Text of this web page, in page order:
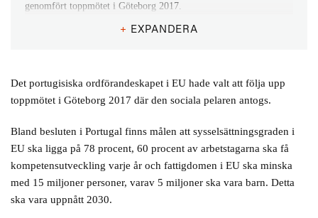
genomfört toppmötet i Göteborg 2017.
– Huvudbudskapet från Göteborg, men också Porto, är att den
Bakgrunden till Göteborg var den stor misstron mot EU och
– Folk ansåg att politik på nationell nivå eller EU-nivå inte kunde
Enligt Löfven var syfte med Göteborg att visa hur viktigt
samarbete var mellan länder, mellan ledare i olika stater och de
+ EXPANDERA
Det portugisiska ordförandeskapet i EU hade valt att följa upp
toppmötet i Göteborg 2017 där den sociala pelaren antogs.
Bland besluten i Portugal finns målen att sysselsättningsgraden i
EU ska ligga på 78 procent, 60 procent av arbetstagarna ska få
kompetensutveckling varje år och fattigdomen i EU ska minska
med 15 miljoner personer, varav 5 miljoner ska vara barn. Detta
ska vara uppnått 2030.